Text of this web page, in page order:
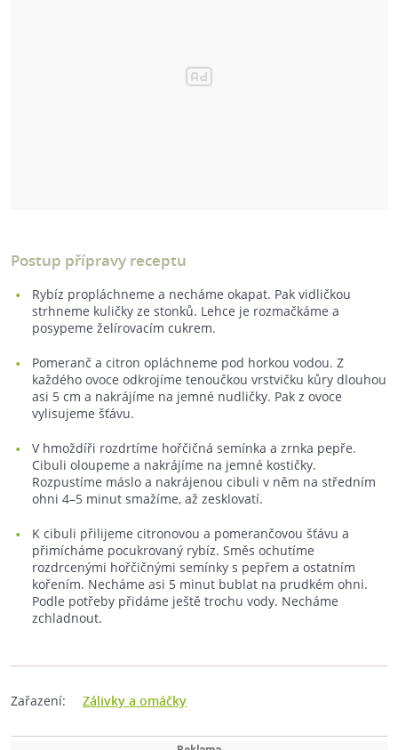
Postup přípravy receptu
Rybíz propláchneme a necháme okapat. Pak vidličkou
strhneme kuličky ze stonků. Lehce je rozmačkáme a
posypeme želírovacím cukrem.
Pomeranč a citron opláchneme pod horkou vodou. Z
každého ovoce odkrojíme tenoučkou vrstvičku kůry dlouhou
asi 5 cm a nakrájíme na jemné nudličky. Pak z ovoce
vylisujeme šťávu.
V hmoždíři rozdrtíme hořčičná semínka a zrnka pepře.
Cibuli oloupeme a nakrájíme na jemné kostičky.
Rozpustíme máslo a nakrájenou cibuli v něm na středním
ohni 4–5 minut smažíme, až zesklovatí.
K cibuli přilijeme citronovou a pomerančovou šťávu a
přimícháme pocukrovaný rybíz. Směs ochutíme
rozdrcenými hořčičnými semínky s pepřem a ostatním
kořením. Necháme asi 5 minut bublat na prudkém ohni.
Podle potřeby přidáme ještě trochu vody. Necháme
zchladnout.
Zařazení: Zálivky a omáčky